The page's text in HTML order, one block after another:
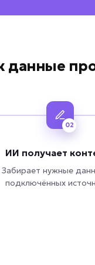
данные
02
ИИ получает
Забирает нужные
подключённых